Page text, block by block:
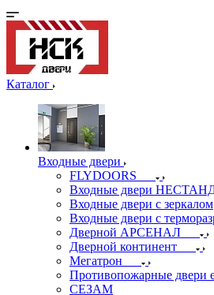
Каталог
Входные двери
FLYDOORS
Входные двери
Входные двери с зеркалом
Входные двери с
Дверной АРСЕНАЛ
Дверной континент
Мегатрон
Противопожарные двери
СЕЗАМ